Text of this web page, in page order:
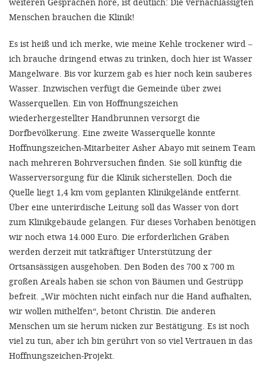
Menschen brauchen die Klinik!
Es ist heiß und ich merke, wie meine Kehle trockener wird –
ich brauche dringend etwas zu trinken, doch hier ist Wasser
Mangelware. Bis vor kurzem gab es hier noch kein sauberes
Wasser. Inzwischen verfügt die Gemeinde über zwei
Wasserquellen. Ein von Hoffnungszeichen
wiederhergestellter Handbrunnen versorgt die
Dorfbevölkerung. Eine zweite Wasserquelle konnte
Hoffnungszeichen-Mitarbeiter Asher Abayo mit seinem Team
nach mehreren Bohrversuchen finden. Sie soll künftig die
Wasserversorgung für die Klinik sicherstellen. Doch die
Quelle liegt 1,4 km vom geplanten Klinikgelände entfernt.
Über eine unterirdische Leitung soll das Wasser von dort
zum Klinikgebäude gelangen. Für dieses Vorhaben benötigen
wir noch etwa 14.000 Euro. Die erforderlichen Gräben
werden derzeit mit tatkräftiger Unterstützung der
Ortsansässigen ausgehoben. Den Boden des 700 x 700 m
großen Areals haben sie schon von Bäumen und Gestrüpp
befreit. „Wir möchten nicht einfach nur die Hand aufhalten,
wir wollen mithelfen“, betont Christin. Die anderen
Menschen um sie herum nicken zur Bestätigung. Es ist noch
viel zu tun, aber ich bin gerührt von so viel Vertrauen in das
Hoffnungszeichen-Projekt.